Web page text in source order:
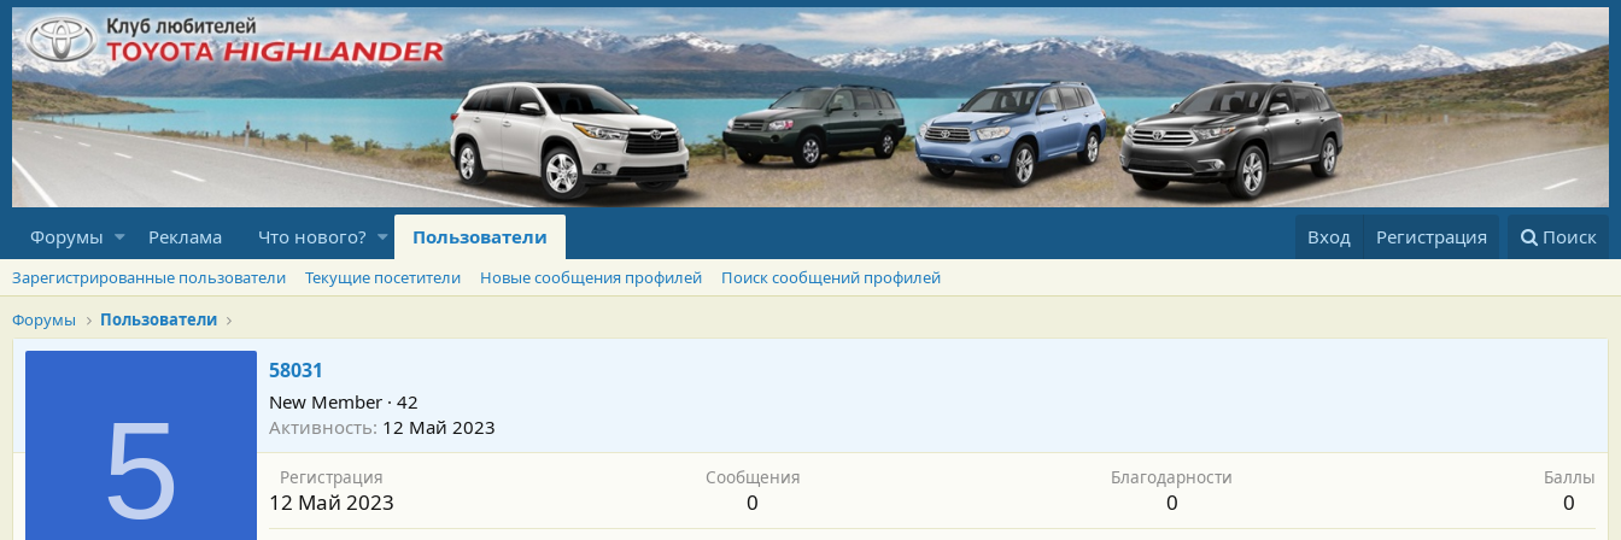
Форумы Реклама Что нового? Пользователи Вход Регистрация Поиск
Зарегистрированные пользователи Текущие посетители Новые сообщения профилей
Поиск сообщений профилей
Форумы
Пользователи
5
58031
New Member · 42
Активность 12 Май 2023
Регистрация
12 Май 2023
Сообщения
0
Благодарности
0
Баллы
0